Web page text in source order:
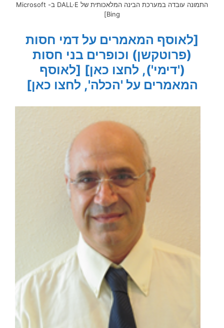
התמונה עובדה במערכת הבינה המלאכותית של DALL·E ב- Microsoft
Bing]
[לאוסף המאמרים על דמי חסות
(פרוטקשן) וכופרים בני חסות
('דימי'), לחצו כאן] [לאוסף
המאמרים על 'הכלה', לחצו כאן]